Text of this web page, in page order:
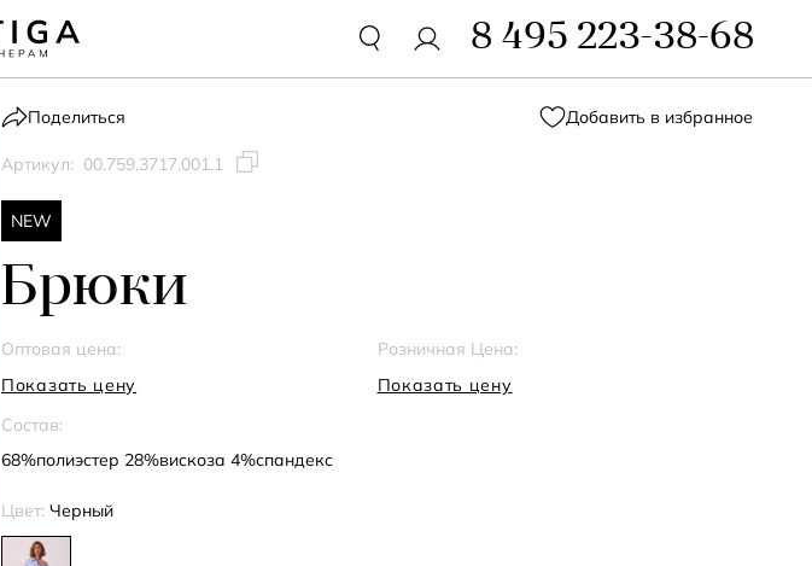
8 495 223-38-68
Поделиться Добавить в избранное
Артикул: 00.759.3717.001.1
NEW
Брюки
Оптовая цена:
Показать цену
Розничная Цена:
Показать цену
Состав:
68%полиэстер 28%вискоза 4%спандекс
Цвет: Черный